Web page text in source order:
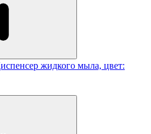
жидкого мыла, цвет: